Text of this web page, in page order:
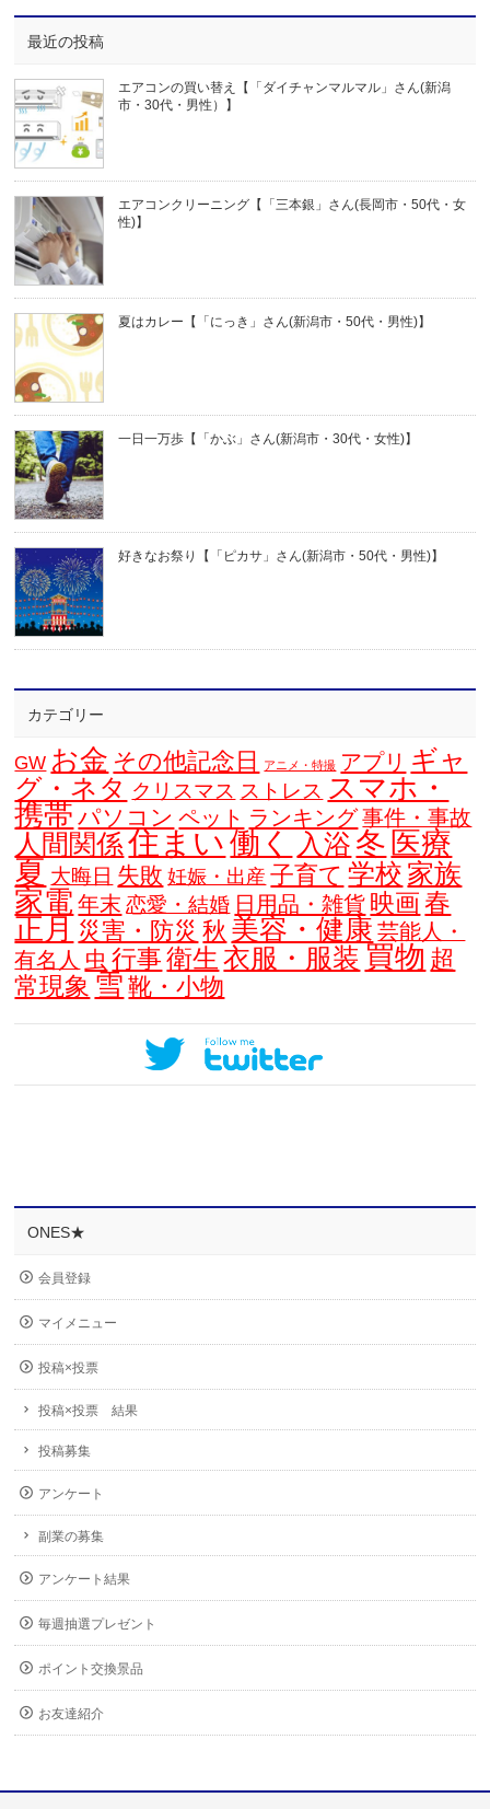
最近の投稿
エアコンの買い替え【「ダイチャンマルマル」さん(新潟
市・30代・男性）】
エアコンクリーニング【「三本銀」さん(長岡市・50代・女
性)】
夏はカレー【「にっき」さん(新潟市・50代・男性)】
一日一万歩【「かぶ」さん(新潟市・30代・女性)】
好きなお祭り【「ピカサ」さん(新潟市・50代・男性)】
カテゴリー
GW お金 その他記念日 アニメ・特撮 アプリ ギャ
グ・ネタ クリスマス ストレス スマホ・
携帯 パソコン ペット ランキング事件・事故
人間関係住まい 働く 入浴 冬 医療
夏 大晦日 失敗 妊娠・出産 子育て 学校 家族
家電 年末 恋愛・結婚 日用品・雑貨 映画 春
正月 災害・防災 秋 美容・健康 芸能人・
有名人 虫 行事 衛生 衣服・服装 買物 超
常現象 雪 靴・小物
ONES★
会員登録
マイメニュー
投稿×投票
投稿×投票 結果
投稿募集
アンケート
副業の募集
アンケート結果
毎週抽選プレゼント
ポイント交換景品
お友達紹介